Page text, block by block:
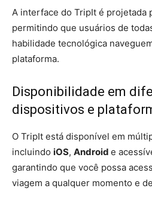
A interface do TripIt é projetada
permitindo que usuários de
habilidade tecnológica
plataforma.
Disponibilidade em
dispositivos e
O TripIt está disponível em
incluindo iOS, Android e
garantindo que você possa
viagem a qualquer momento e